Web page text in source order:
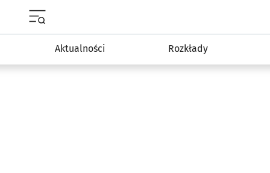
Aktualności Rozkłady